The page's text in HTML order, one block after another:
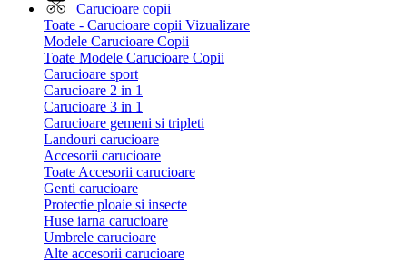
Carucioare copii
Toate - Carucioare copii Vizualizare
Modele Carucioare Copii
Toate Modele Carucioare Copii
Carucioare sport
Carucioare 2 in 1
Carucioare 3 in 1
Carucioare gemeni si tripleti
Landouri carucioare
Accesorii carucioare
Toate Accesorii carucioare
Genti carucioare
Protectie ploaie si insecte
Huse iarna carucioare
Umbrele carucioare
Alte accesorii carucioare